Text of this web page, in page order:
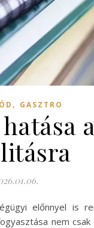
, GASZTRO
előnnyel is
nem